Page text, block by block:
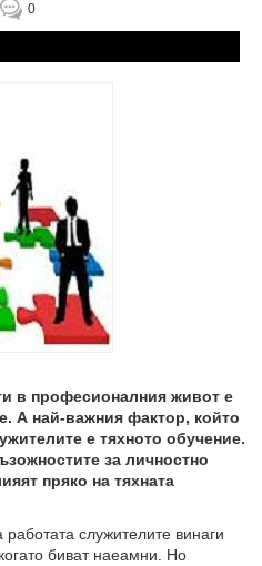
0
в професионалния живот е
А най-важния фактор, който
е тяхното обучение.
за личностно
пряко на тяхната
служителите винаги
биват наеамни. Но